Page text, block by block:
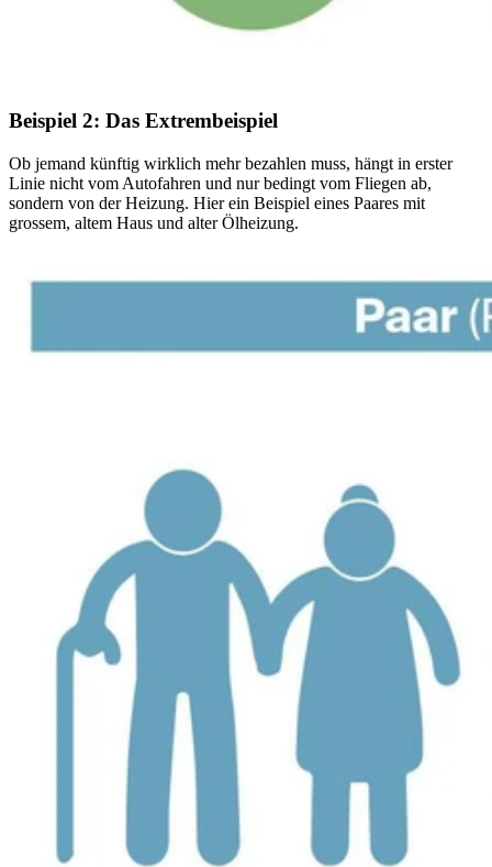
Beispiel 2: Das Extrembeispiel
Ob jemand künftig wirklich mehr bezahlen muss, hängt in erster
Linie nicht vom Autofahren und nur bedingt vom Fliegen ab,
sondern von der Heizung. Hier ein Beispiel eines Paares mit
grossem, altem Haus und alter Ölheizung.